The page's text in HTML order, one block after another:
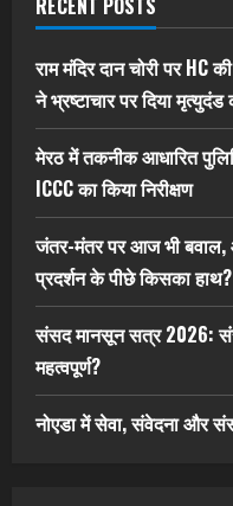
RECENT POSTS
राम मंदिर दान चोरी पर
ने भ्रष्टाचार पर द‍िया
मेरठ में तकनीक आधारित
ICCC का किया निरीक्षण
जंतर-मंतर पर आज भी बवाल,
प्रदर्शन के पीछे किसका हाथ?
संसद मानसून सत्र 2026:
महत्वपूर्ण?
नोएडा में सेवा, संवेदना और